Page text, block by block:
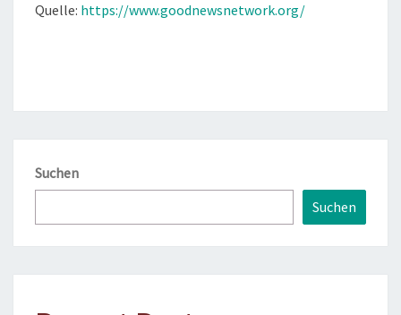
Quelle: https://www.goodnewsnetwork.org/
Suchen
Suchen